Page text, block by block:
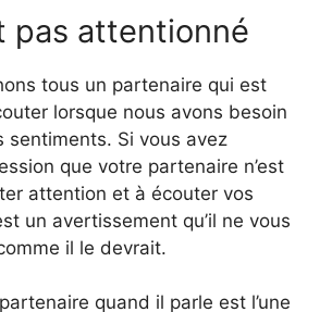
pas attentionné
tous un partenaire qui est
lorsque nous avons besoin
sentiments. Si vous avez
que votre partenaire n’est
attention et à écouter vos
un avertissement qu’il ne vous
il le devrait.
quand il parle est l’une